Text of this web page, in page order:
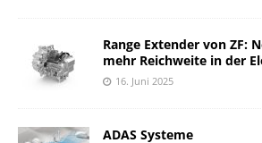
Range Extender von ZF:
mehr Reichweite in der
16. Juni 2025
ADAS Systeme